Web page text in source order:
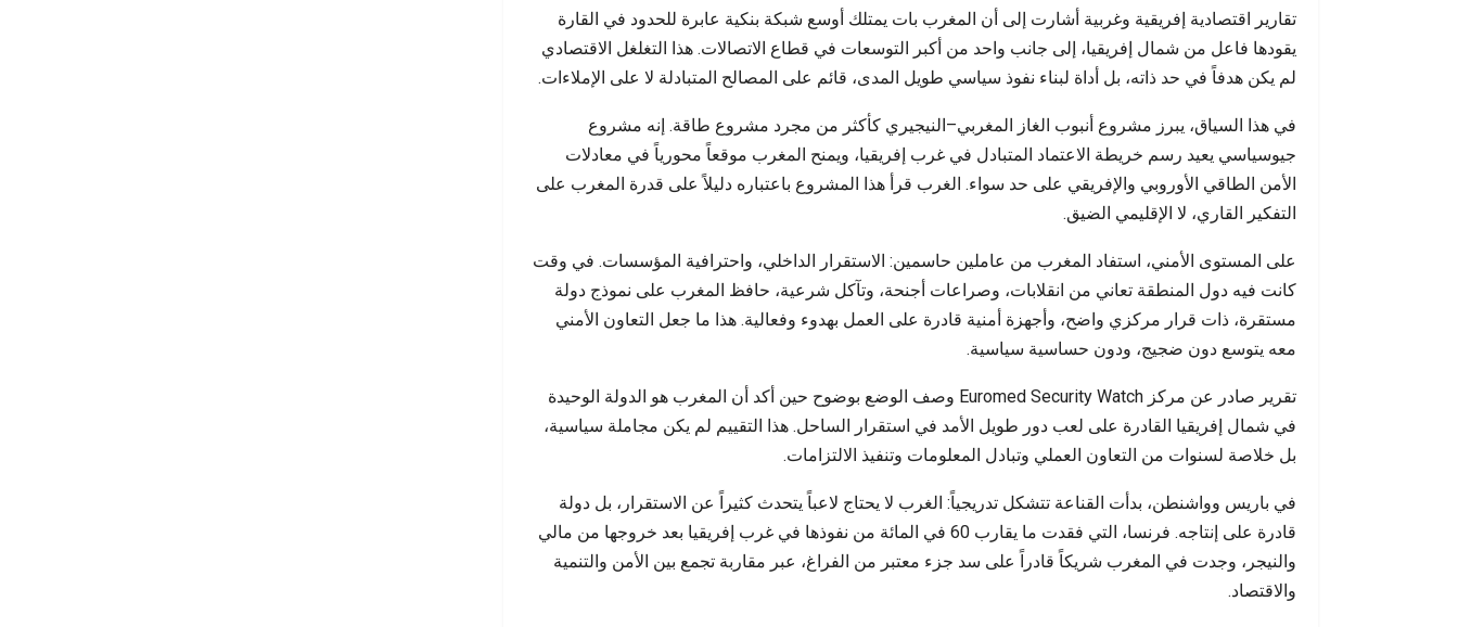
تقارير اقتصادية إفريقية وغربية أشارت إلى أن المغرب بات يمتلك أوسع شبكة بنكية عابرة للحدود في القارة
يقودها فاعل من شمال إفريقيا، إلى جانب واحد من أكبر التوسعات في قطاع الاتصالات. هذا التغلغل الاقتصادي
لم يكن هدفاً في حد ذاته، بل أداة لبناء نفوذ سياسي طويل المدى، قائم على المصالح المتبادلة لا على الإملاءات.
في هذا السياق، يبرز مشروع أنبوب الغاز المغربي–النيجيري كأكثر من مجرد مشروع طاقة. إنه مشروع
جيوسياسي يعيد رسم خريطة الاعتماد المتبادل في غرب إفريقيا، ويمنح المغرب موقعاً محورياً في معادلات
الأمن الطاقي الأوروبي والإفريقي على حد سواء. الغرب قرأ هذا المشروع باعتباره دليلاً على قدرة المغرب على
التفكير القاري، لا الإقليمي الضيق.
على المستوى الأمني، استفاد المغرب من عاملين حاسمين: الاستقرار الداخلي، واحترافية المؤسسات. في وقت
كانت فيه دول المنطقة تعاني من انقلابات، وصراعات أجنحة، وتآكل شرعية، حافظ المغرب على نموذج دولة
مستقرة، ذات قرار مركزي واضح، وأجهزة أمنية قادرة على العمل بهدوء وفعالية. هذا ما جعل التعاون الأمني
معه يتوسع دون ضجيج، ودون حساسية سياسية.
تقرير صادر عن مركز Euromed Security Watch وصف الوضع بوضوح حين أكد أن المغرب هو الدولة الوحيدة
في شمال إفريقيا القادرة على لعب دور طويل الأمد في استقرار الساحل. هذا التقييم لم يكن مجاملة سياسية،
بل خلاصة لسنوات من التعاون العملي وتبادل المعلومات وتنفيذ الالتزامات.
في باريس وواشنطن، بدأت القناعة تتشكل تدريجياً: الغرب لا يحتاج لاعباً يتحدث كثيراً عن الاستقرار، بل دولة
قادرة على إنتاجه. فرنسا، التي فقدت ما يقارب 60 في المائة من نفوذها في غرب إفريقيا بعد خروجها من مالي
والنيجر، وجدت في المغرب شريكاً قادراً على سد جزء معتبر من الفراغ، عبر مقاربة تجمع بين الأمن والتنمية
والاقتصاد.